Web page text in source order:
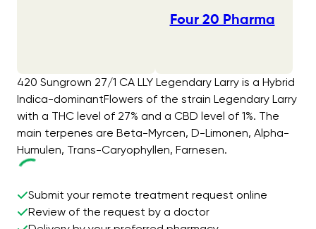
Four 20 Pharma
420 Sungrown 27/1 CA LLY Legendary Larry is a Hybrid
Indica-dominantFlowers of the strain Legendary Larry
with a THC level of 27% and a CBD level of 1%. The
main terpenes are Beta-Myrcen, D-Limonen, Alpha-
Humulen, Trans-Caryophyllen, Farnesen.
Submit your remote treatment request online
Review of the request by a doctor